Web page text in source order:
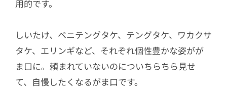
用的です。
しいたけ、ベニテングタケ、テングタケ、ワカクサ
タケ、エリンギなど、それぞれ個性豊かな姿がが
ま口に。頼まれていないのについちらちら見せ
て、自慢したくなるがま口です。